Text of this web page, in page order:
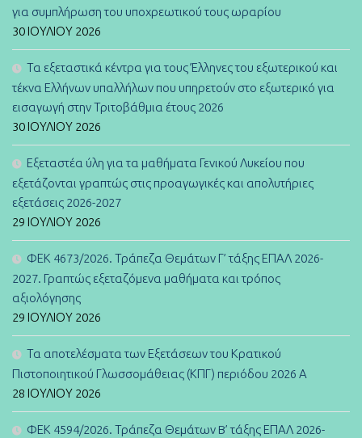
για συμπλήρωση του υποχρεωτικού τους ωραρίου
30 ΙΟΥΛΊΟΥ 2026
Τα εξεταστικά κέντρα για τους Έλληνες του εξωτερικού και
τέκνα Ελλήνων υπαλλήλων που υπηρετούν στο εξωτερικό για
εισαγωγή στην Τριτοβάθμια έτους 2026
30 ΙΟΥΛΊΟΥ 2026
Εξεταστέα ύλη για τα μαθήματα Γενικού Λυκείου που
εξετάζονται γραπτώς στις προαγωγικές και απολυτήριες
εξετάσεις 2026-2027
29 ΙΟΥΛΊΟΥ 2026
ΦΕΚ 4673/2026. Τράπεζα Θεμάτων Γ’ τάξης ΕΠΑΛ 2026-
2027. Γραπτώς εξεταζόμενα μαθήματα και τρόπος
αξιολόγησης
29 ΙΟΥΛΊΟΥ 2026
Τα αποτελέσματα των Εξετάσεων του Κρατικού
Πιστοποιητικού Γλωσσομάθειας (ΚΠΓ) περιόδου 2026 Α
28 ΙΟΥΛΊΟΥ 2026
ΦΕΚ 4594/2026. Τράπεζα Θεμάτων B’ τάξης ΕΠΑΛ 2026-